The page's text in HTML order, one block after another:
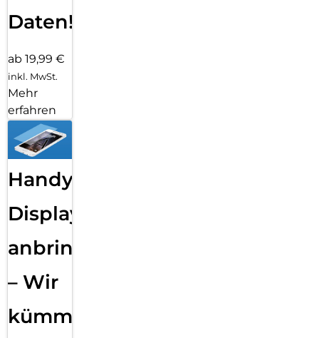
Daten!
ab 19,99 €
inkl. MwSt.
Mehr
erfahren
Handy
Displayfolie
anbringen
– Wir
kümmern